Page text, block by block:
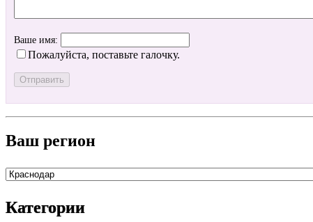
Ваше имя:
Пожалуйста, поставьте галочку.
Ваш регион
Категории